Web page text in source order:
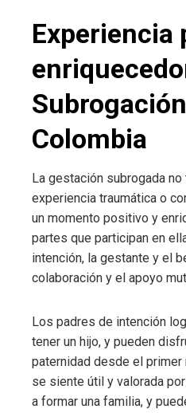
Experiencia
Colombia
La gestación subrogada
experiencia traumática o
un momento positivo y
partes que participan en
intención, la gestante y el
colaboración y el apoyo
Los padres de intención
tener un hijo, y pueden
paternidad desde el primer
se siente útil y valorada
a formar una familia, y